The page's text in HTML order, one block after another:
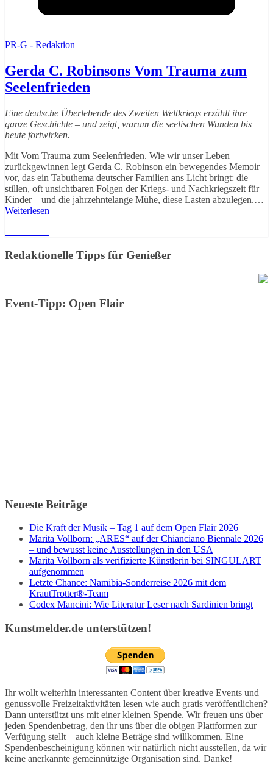
PR-G - Redaktion
Gerda C. Robinsons Vom Trauma zum
Seelenfrieden
Eine deutsche Überlebende des Zweiten Weltkriegs erzählt ihre
ganze Geschichte – und zeigt, warum die seelischen Wunden bis
heute fortwirken.
Mit Vom Trauma zum Seelenfrieden. Wie wir unser Leben
zurückgewinnen legt Gerda C. Robinson ein bewegendes Memoir
vor, das ein Tabuthema deutscher Familien ans Licht bringt: die
stillen, oft unsichtbaren Folgen der Kriegs- und Nachkriegszeit für
Kinder – und die jahrzehntelange Mühe, diese Lasten abzulegen.…
Weiterlesen
Redaktionelle Tipps für Genießer
Event-Tipp: Open Flair
Neueste Beiträge
Die Kraft der Musik – Tag 1 auf dem Open Flair 2026
Marita Vollborn: „ARES“ auf der Chianciano Biennale 2026
– und bewusst keine Ausstellungen in den USA
Marita Vollborn als verifizierte Künstlerin bei SINGULART
aufgenommen
Letzte Chance: Namibia-Sonderreise 2026 mit dem
KrautTrotter®-Team
Codex Mancini: Wie Literatur Leser nach Sardinien bringt
Kunstmelder.de unterstützen!
Ihr wollt weiterhin interessanten Content über kreative Events und
genussvolle Freizeitaktivitäten lesen wie auch gratis veröffentlichen?
Dann unterstützt uns mit einer kleinen Spende. Wir freuen uns über
jeden Spendenbetrag, den ihr uns über die obigen Plattformen zur
Verfügung stellt – auch kleine Beträge sind willkommen. Eine
Spendenbescheinigung können wir natürlich nicht ausstellen, da wir
keine anerkannte gemeinnützige Organisation sind. Danke!